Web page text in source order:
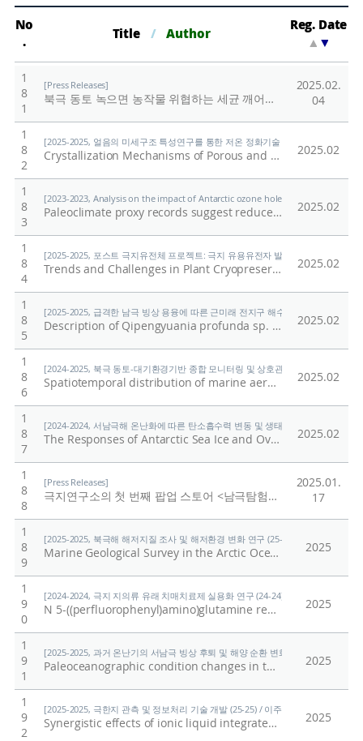
ar
ch
No
.
Title / Author
Reg. Date
▲
1
8
1
[Press Releases]
북극 동토 녹으면 농작물 위협하는 세균 깨어나 극지연구소
2025.02.
04
1
8
2
[2025-2025, 얼음의 미세구조 특성연구를 통한 저온 정화기술 및 환경/에너지 신
Crystallization Mechanisms of Porous and Compact Amorphous Solid Water Films 2025.02
1
8
3
[2023-2023, Analysis on the impact of Antarctic ozone hole on tropical Pacific
Paleoclimate proxy records suggest reduced tropical Pacific zonal asymmetry under sustained global warming 2025.02
1
8
4
[2025-2025, 포스트 극지유전체 프로젝트: 극지 유용유전자 발굴을 위한 기능유전
Trends and Challenges in Plant Cryopreservation Research: A Meta-Analysis of Cryoprotective Agent Development and Research Focus 2025.02
1
8
5
[2025-2025, 급격한 남극 빙상 용융에 따른 근미래 전지구 해수면 상승 예측기술
Description of Qipengyuania profunda sp. nov., isolated from deep seawater of the Amundsen Sea (Antarctica), and reclassification of Qipengyuania aerophila Liu et al. 2022 as a later heterotypic synonym of Qipengyuania pacifica Tareen et al. 2022 2025.02
1
8
6
[2024-2025, 북극 동토-대기환경기반 종합 모니터링 및 상호관계 규명 (24-25) / 이
Spatiotemporal distribution of marine aerosols and gaseous species over the North Pacific Ocean 2025.02
1
8
7
[2024-2024, 서남극해 온난화에 따른 탄소흡수력 변동 및 생태계 반응 연구 (24-
The Responses of Antarctic Sea Ice and Overturning Cells to Meridional Wind Forcing 2025.02
1
8
8
[Press Releases]
극지연구소의 첫 번째 팝업 스토어 <남극탐험대> 극지연구
2025.01.
17
1
8
9
[2025-2025, 북극해 해저지질 조사 및 해저환경 변화 연구 (25-25) / 홍종국]
Marine Geological Survey in the Arctic Ocean Using the Icebreaker ARAON 2025
1
9
0
[2024-2024, 극지 지의류 유래 치매치료제 실용화 연구 (24-24) / 임정한]
N 5-((perfluorophenyl)amino)glutamine regulates BACE1, tau phosphorylation, synaptic function, and neuroinflammation in Alzheimer's disease models 2025
1
9
1
[2025-2025, 과거 온난기의 서남극 빙상 후퇴 및 해양 순환 변화 연구 (25-25) / 유
Paleoceanographic condition changes in the Eastern Bransfield Basin, Antarctic Peninsula, since the late glacial interval and its implications 2025
1
9
2
[2025-2025, 극한지 관측 및 정보처리 기술 개발 (25-25) / 이주한]
Synergistic effects of ionic liquid integrated superhydrophobic composite coatings on anti-icing properties 2025